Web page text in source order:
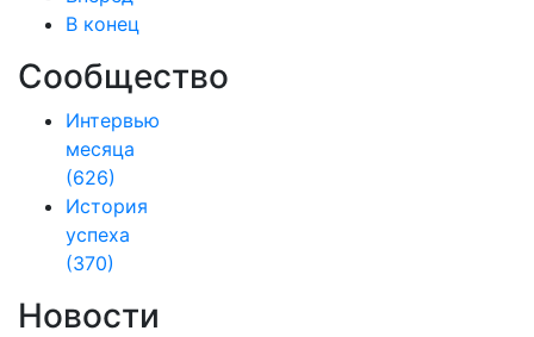
В конец
Сообщество
Интервью
месяца
(626)
История
успеха
(370)
Новости